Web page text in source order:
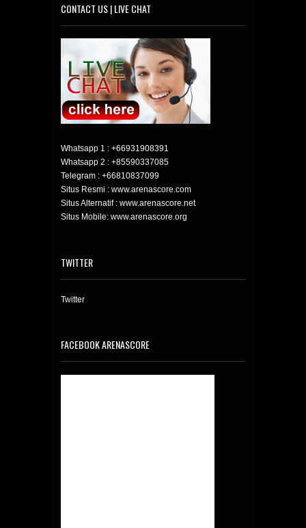
CONTACT US | LIVE CHAT
Whatsapp 1 : +66931908391
Whatsapp 2 : +85590337085
Telegram : +66810837099
Situs Resmi : www.arenascore.com
Situs Alternatif : www.arenascore.net
Situs Mobile: www.arenascore.org
TWITTER
Twitter
FACEBOOK ARENASCORE